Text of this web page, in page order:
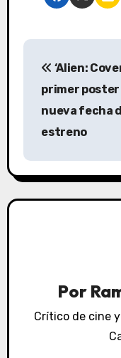
N
g
a
n
‘Alien:
primer poster
nueva fecha
estreno
Por
Crítico de cine